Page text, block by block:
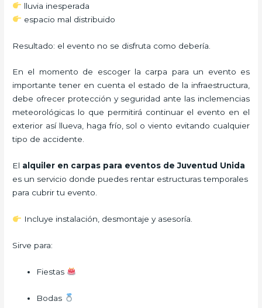
lluvia inesperada
espacio mal distribuido
Resultado: el evento no se disfruta como debería.
En el momento de escoger la carpa para un evento es
importante tener en cuenta el estado de la infraestructura,
debe ofrecer protección y seguridad ante las inclemencias
meteorológicas lo que permitirá continuar el evento en el
exterior así llueva, haga frío, sol o viento evitando cualquier
tipo de accidente.
El alquiler en carpas para eventos de Juventud Unida
es un servicio donde puedes rentar estructuras temporales
para cubrir tu evento.
Incluye instalación, desmontaje y asesoría.
Sirve para:
Fiestas
Bodas